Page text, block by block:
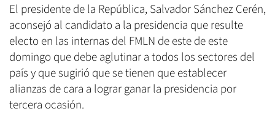
El presidente de la República, Salvador Sánchez Cerén,
aconsejó al candidato a la presidencia que resulte
electo en las internas del FMLN de este de este
domingo que debe aglutinar a todos los sectores del
país y que sugirió que se tienen que establecer
alianzas de cara a lograr ganar la presidencia por
tercera ocasión.